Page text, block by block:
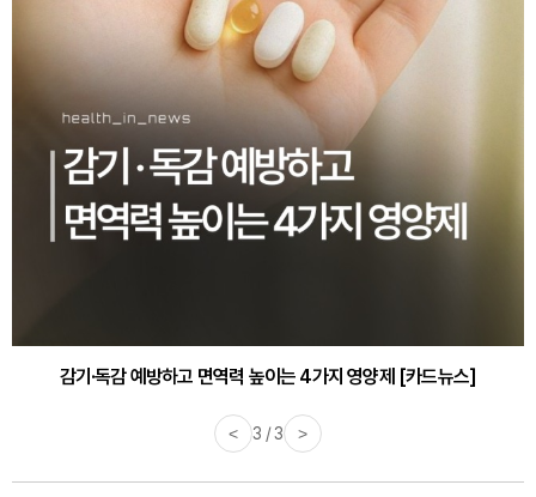
감기·독감 예방하고 면역력 높이는 4가지 영양제 [카드뉴스]
< 3 / 3 >